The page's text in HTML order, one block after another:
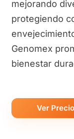
mejorando
protegiendo
Genomex
bienestar
Ver